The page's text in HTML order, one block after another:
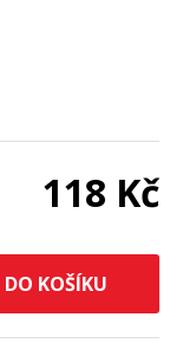
118 Kč